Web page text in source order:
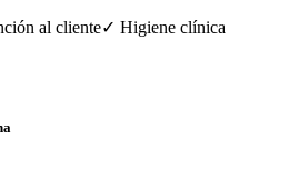
al cliente✓ Higiene clínica